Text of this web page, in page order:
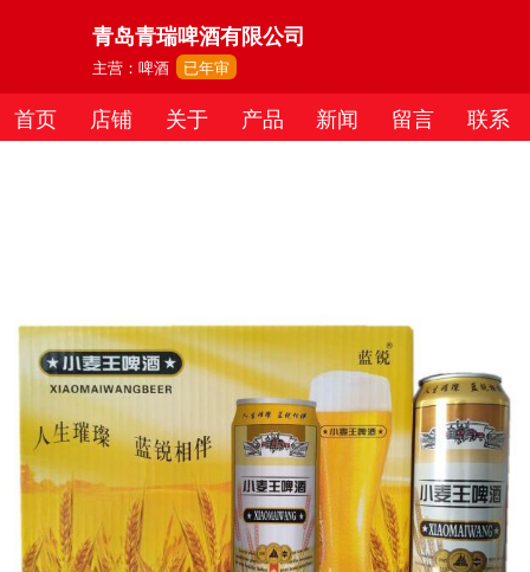
青岛青瑞啤酒有限公司
主营：啤酒 已年审
首页 店铺 关于 产品 新闻 留言 联系